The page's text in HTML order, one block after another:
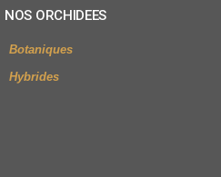
NOS ORCHIDEES
Botaniques
Hybrides